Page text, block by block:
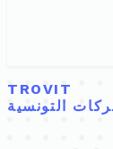
TROVIT
التونسية